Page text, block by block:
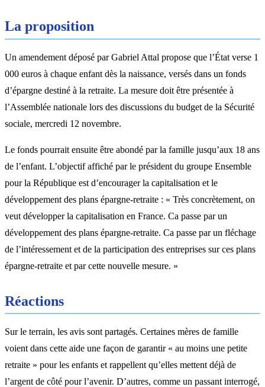
La proposition
Un amendement déposé par Gabriel Attal propose que l’État verse 1
000 euros à chaque enfant dès la naissance, versés dans un fonds
d’épargne destiné à la retraite. La mesure doit être présentée à
l’Assemblée nationale lors des discussions du budget de la Sécurité
sociale, mercredi 12 novembre.
Le fonds pourrait ensuite être abondé par la famille jusqu’aux 18 ans
de l’enfant. L’objectif affiché par le président du groupe Ensemble
pour la République est d’encourager la capitalisation et le
développement des plans épargne-retraite : « Très concrètement, on
veut développer la capitalisation en France. Ca passe par un
développement des plans épargne-retraite. Ca passe par un fléchage
de l’intéressement et de la participation des entreprises sur ces plans
épargne-retraite et par cette nouvelle mesure. »
Réactions
Sur le terrain, les avis sont partagés. Certaines mères de famille
voient dans cette aide une façon de garantir « au moins une petite
retraite » pour les enfants et rappellent qu’elles mettent déjà de
l’argent de côté pour l’avenir. D’autres, comme un passant interrogé,